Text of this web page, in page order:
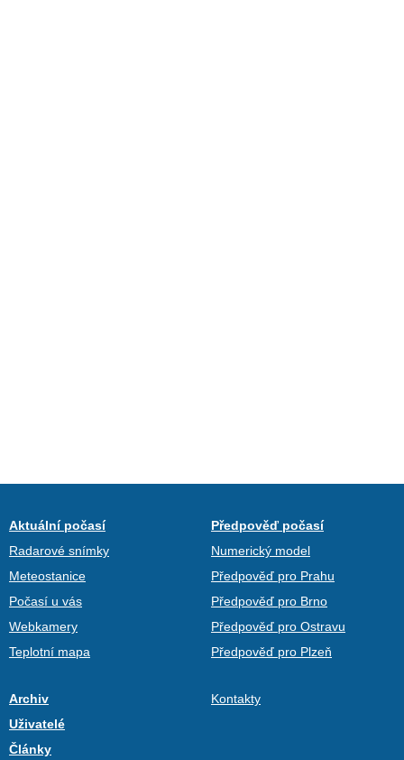
Aktuální počasí
Radarové snímky
Meteostanice
Počasí u vás
Webkamery
Teplotní mapa
Předpověď počasí
Numerický model
Předpověď pro Prahu
Předpověď pro Brno
Předpověď pro Ostravu
Předpověď pro Plzeň
Archiv
Uživatelé
Články
Kontakty